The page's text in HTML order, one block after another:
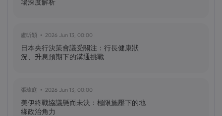
黃達傑 2025 Sep 27, 16:00
比特幣價格預測：如何在台灣購買比特
幣？
場深度解析
盧昕穎 2026 Jun 13, 00:00
日本央行決策會議受關注：行長健康狀
況、升息預期下的溝通挑戰
張瑋庭 2026 Jun 13, 00:00
美伊終戰協議懸而未決：極限施壓下的地
緣政治角力